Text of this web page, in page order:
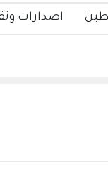
اصدارات